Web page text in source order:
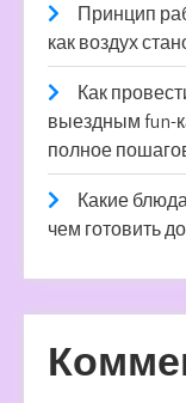
Принцип
как воздух
Как
выездным fun-
полное
Какие
чем готовить